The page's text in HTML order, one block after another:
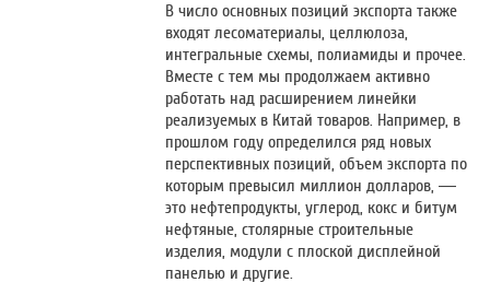
В число основных позиций экспорта также
входят лесоматериалы, целлюлоза,
интегральные схемы, полиамиды и прочее.
Вместе с тем мы продолжаем активно
работать над расширением линейки
реализуемых в Китай товаров. Например, в
прошлом году определился ряд новых
перспективных позиций, объем экспорта по
которым превысил миллион долларов, —
это нефтепродукты, углерод, кокс и битум
нефтяные, столярные строительные
изделия, модули с плоской дисплейной
панелью и другие.